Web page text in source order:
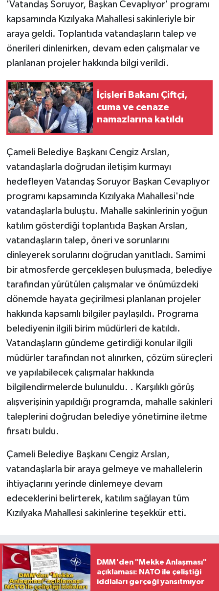
'Vatandaş Soruyor, Başkan Cevaplıyor' programı
kapsamında Kızılyaka Mahallesi sakinleriyle bir
araya geldi. Toplantıda vatandaşların talep ve
önerileri dinlenirken, devam eden çalışmalar ve
planlanan projeler hakkında bilgi verildi.
İçişleri Bakanı Çiftçi,
cuma ve cenaze
namazlarına katıldı
Çameli Belediye Başkanı Cengiz Arslan,
vatandaşlarla doğrudan iletişim kurmayı
hedefleyen Vatandaş Soruyor Başkan Cevaplıyor
programı kapsamında Kızılyaka Mahallesi'nde
vatandaşlarla buluştu. Mahalle sakinlerinin yoğun
katılım gösterdiği toplantıda Başkan Arslan,
vatandaşların talep, öneri ve sorunlarını
dinleyerek sorularını doğrudan yanıtladı. Samimi
bir atmosferde gerçekleşen buluşmada, belediye
tarafından yürütülen çalışmalar ve önümüzdeki
dönemde hayata geçirilmesi planlanan projeler
hakkında kapsamlı bilgiler paylaşıldı. Programa
belediyenin ilgili birim müdürleri de katıldı.
Vatandaşların gündeme getirdiği konular ilgili
müdürler tarafından not alınırken, çözüm süreçleri
ve yapılabilecek çalışmalar hakkında
bilgilendirmelerde bulunuldu. . Karşılıklı görüş
alışverişinin yapıldığı programda, mahalle sakinleri
taleplerini doğrudan belediye yönetimine iletme
fırsatı buldu.
Çameli Belediye Başkanı Cengiz Arslan,
vatandaşlarla bir araya gelmeye ve mahallelerin
ihtiyaçlarını yerinde dinlemeye devam
edeceklerini belirterek, katılım sağlayan tüm
Kızılyaka Mahallesi sakinlerine teşekkür etti.
DMM'den "Mekke Anlaşması"
açıklaması: NATO ile çeliştiği
iddiaları gerçeği yansıtmıyor